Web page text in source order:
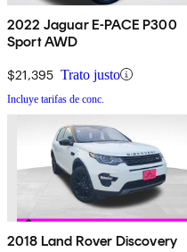
2022 Jaguar E-PACE P300
Sport AWD
$21,395 Trato justo
Incluye tarifas de conc.
2018 Land Rover Discovery